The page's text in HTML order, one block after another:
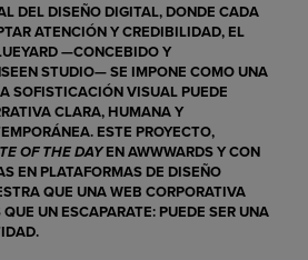
DEL DISEÑO DIGITAL, DONDE CADA
ATENCIÓN Y CREDIBILIDAD, EL
—CONCEBIDO Y
STUDIO— SE IMPONE COMO UNA
SOFISTICACIÓN VISUAL PUEDE
CLARA, HUMANA Y
ESTE PROYECTO,
OF THE DAYENAWWWARDSY CON
EN PLATAFORMAS DE DISEÑO
QUE UNA WEB CORPORATIVA
UN ESCAPARATE: PUEDE SER UNA